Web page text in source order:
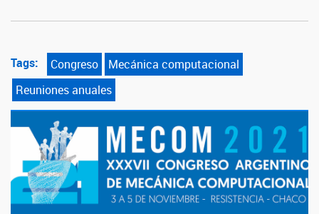
Tags: Congreso
Mecánica computacional
Reuniones anuales